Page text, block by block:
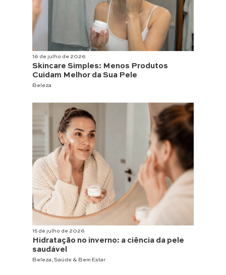
16 de julho de 2026
Skincare Simples: Menos Produtos
Cuidam Melhor da Sua Pele
Beleza
15 de julho de 2026
Hidratação no inverno: a ciência da pele
saudável
Beleza , Saúde & Bem Estar